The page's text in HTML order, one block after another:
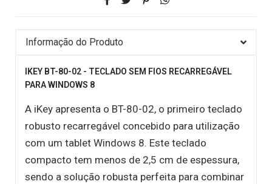
Informação do Produto
IKEY BT-80-02 - TECLADO SEM FIOS RECARREGÁVEL
PARA WINDOWS 8
A iKey apresenta o BT-80-02, o primeiro teclado
robusto recarregável concebido para utilização
com um tablet Windows 8. Este teclado
compacto tem menos de 2,5 cm de espessura,
sendo a solução robusta perfeita para combinar